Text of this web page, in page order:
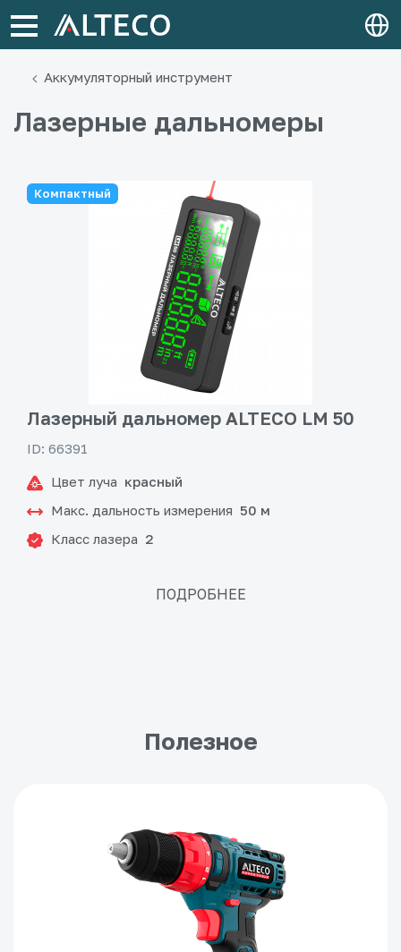
Аккумуляторный инструмент
Лазерные дальномеры
Компактный
Лазерный дальномер ALTECO LM 50
ID: 66391
Цвет луча красный
Макс. дальность измерения 50 м
Класс лазера 2
ПОДРОБНЕЕ
Полезное